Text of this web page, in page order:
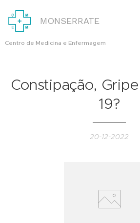
MONSERRATE
Centro de Medicina e Enfermagem
Constipação,
19?
20-12-2022